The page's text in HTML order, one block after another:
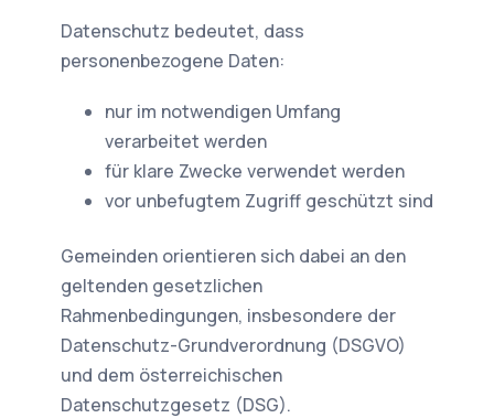
Datenschutz bedeutet, dass
personenbezogene Daten:
nur im notwendigen Umfang
verarbeitet werden
für klare Zwecke verwendet werden
vor unbefugtem Zugriff geschützt sind
Gemeinden orientieren sich dabei an den
geltenden gesetzlichen
Rahmenbedingungen, insbesondere der
Datenschutz-Grundverordnung (DSGVO)
und dem österreichischen
Datenschutzgesetz (DSG).